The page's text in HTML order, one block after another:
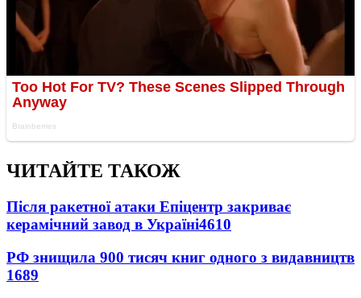
ЧИТАЙТЕ ТАКОЖ
Після ракетної атаки Епіцентр закриває
керамічний завод в Україні4610
РФ знищила 900 тисяч книг одного з видавництв
1689